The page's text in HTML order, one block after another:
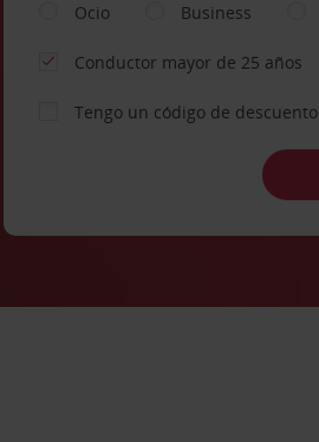
Ocio
Business
Conductor mayor de 25 años
Tengo un código de descuento